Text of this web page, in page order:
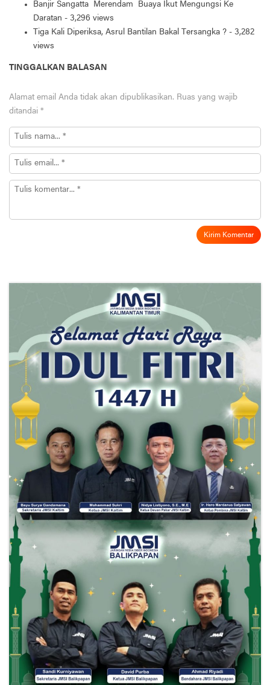
Banjir Sangatta Merendam Buaya Ikut Mengungsi Ke
Daratan - 3,296 views
Tiga Kali Diperiksa, Asrul Bantilan Bakal Tersangka ? - 3,282
views
TINGGALKAN BALASAN
Alamat email Anda tidak akan dipublikasikan. Ruas yang wajib
ditandai *